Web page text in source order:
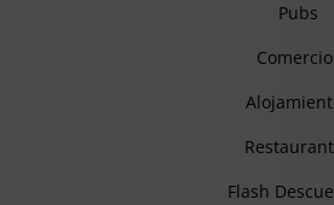
Pubs
Flash